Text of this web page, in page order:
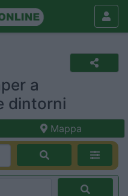
a
dintorni
Mappa